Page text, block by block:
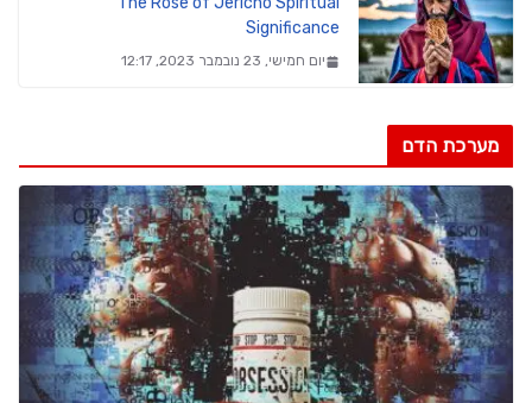
Significance
יום חמישי, 23 נובמבר 2023, 12:17
מערכת הדם